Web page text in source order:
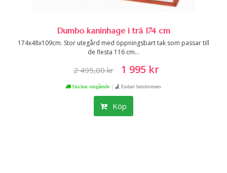
Dumbo kaninhage i trä 174 cm
174x48x109cm. Stor utegård med öppningsbart tak som passar till
de flesta 116 cm...
2 495,00 kr 1 995 kr
Skickas omgående | Endast hemleverans
Köp